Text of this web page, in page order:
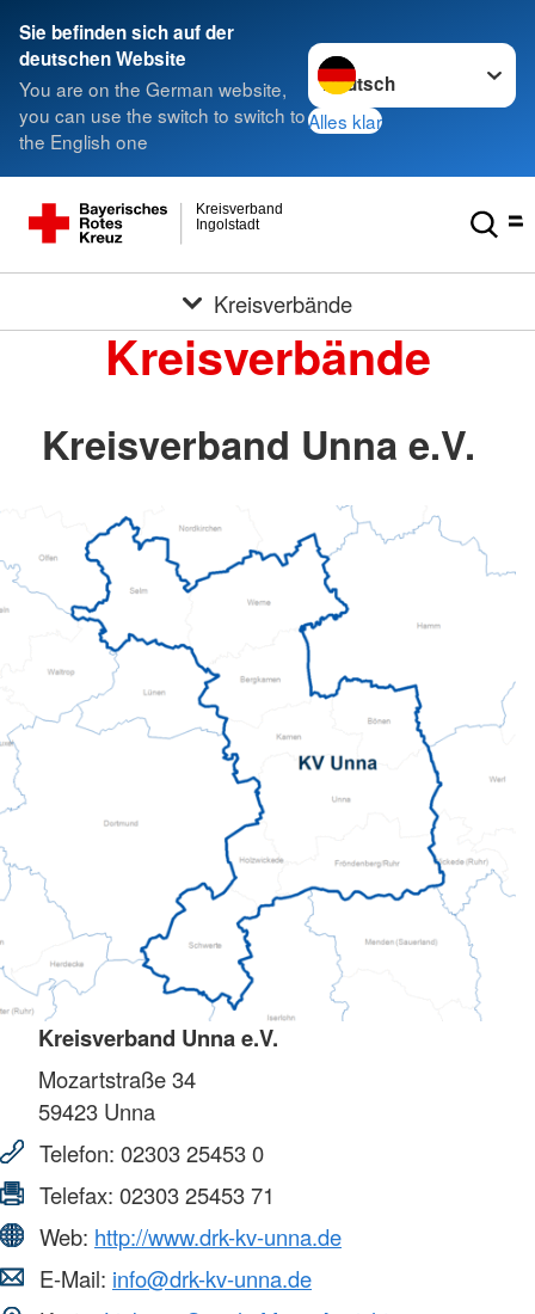
Sie befinden sich auf der
deutschen Website
You are on the German website,
you can use the switch to switch to
the English one
Sprache wechseln zu
Alles klar
Ingolstadt
Kreisverband
Kreisverbände
Kreisverbände
Kreisverband Unna e.V.
Kreisverband Unna e.V.
Mozartstraße 34
59423 Unna
Telefon: 02303 25453 0
Telefax: 02303 25453 71
Web: http://www.drk-kv-unna.de
E-Mail: info@drk-kv-unna.de